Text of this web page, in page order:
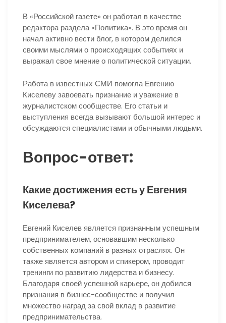
В «Российской газете» он работал в качестве
редактора раздела «Политика». В это время он
начал активно вести блог, в котором делился
своими мыслями о происходящих событиях и
выражал свое мнение о политической ситуации.
Работа в известных СМИ помогла Евгению
Киселеву завоевать признание и уважение в
журналистском сообществе. Его статьи и
выступления всегда вызывают большой интерес и
обсуждаются специалистами и обычными людьми.
Вопрос-ответ:
Какие достижения есть у Евгения
Киселева?
Евгений Киселев является признанным успешным
предпринимателем, основавшим несколько
собственных компаний в разных отраслях. Он
также является автором и спикером, проводит
тренинги по развитию лидерства и бизнесу.
Благодаря своей успешной карьере, он добился
признания в бизнес-сообществе и получил
множество наград за свой вклад в развитие
предпринимательства.